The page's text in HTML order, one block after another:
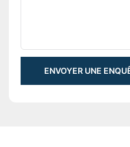
ENVOYER UNE